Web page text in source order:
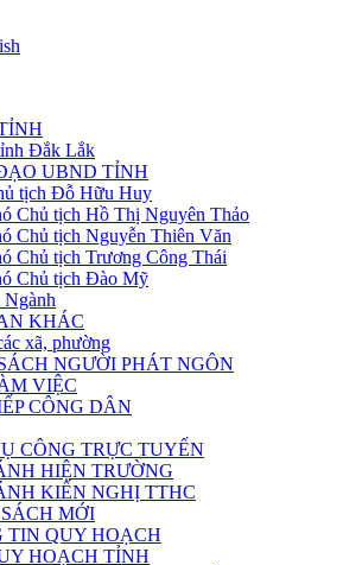
Đắk Lắk
UBND TỈNH
tịch Đỗ Hữu Huy
Chủ tịch Hồ Thị Nguyên Thảo
Chủ tịch Nguyễn Thiên Văn
Chủ tịch Trương Công Thái
Chủ tịch Đào Mỹ
Ngành
KHÁC
xã, phường
NGƯỜI PHÁT NGÔN
VIỆC
CÔNG DÂN
CÔNG TRỰC TUYẾN
HIỆN TRƯỜNG
KIẾN NGHỊ TTHC
MỚI
TIN QUY HOẠCH
HOẠCH TỈNH